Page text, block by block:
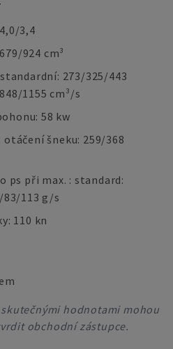
3,4
924 cm³
273/325/443
1155 cm³/s
58 kw
šneku: 259/368
při max. : standard:
83/113 g/s
110 kn
hodnotami mohou
obchodní zástupce.